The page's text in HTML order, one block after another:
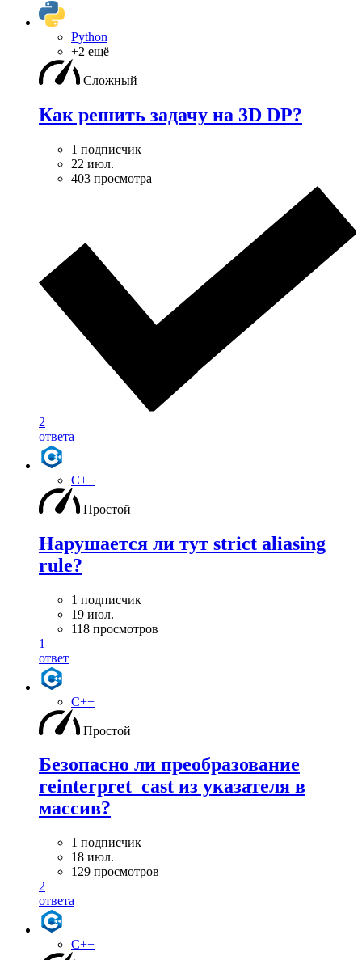
Python
+2 ещё
Сложный
Как решить задачу на 3D DP?
1 подписчик
22 июл.
403 просмотра
2
ответа
C++
Простой
Нарушается ли тут strict aliasing
rule?
1 подписчик
19 июл.
118 просмотров
1
ответ
C++
Простой
Безопасно ли преобразование
reinterpret_cast из указателя в
массив?
1 подписчик
18 июл.
129 просмотров
2
ответа
C++